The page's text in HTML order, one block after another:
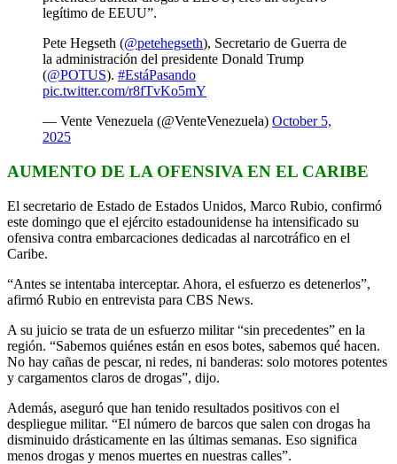
legítimo de EEUU”.
Pete Hegseth (@petehegseth), Secretario de Guerra de
la administración del presidente Donald Trump
(@POTUS). #EstáPasando
pic.twitter.com/r8fTvKo5mY
— Vente Venezuela (@VenteVenezuela) October 5,
2025
AUMENTO DE LA OFENSIVA EN EL CARIBE
El secretario de Estado de Estados Unidos, Marco Rubio, confirmó
este domingo que el ejército estadounidense ha intensificado su
ofensiva contra embarcaciones dedicadas al narcotráfico en el
Caribe.
“Antes se intentaba interceptar. Ahora, el esfuerzo es detenerlos”,
afirmó Rubio en entrevista para CBS News.
A su juicio se trata de un esfuerzo militar “sin precedentes” en la
región. “Sabemos quiénes están en esos botes, sabemos qué hacen.
No hay cañas de pescar, ni redes, ni banderas: solo motores potentes
y cargamentos claros de drogas”, dijo.
Además, aseguró que han tenido resultados positivos con el
despliegue militar. “El número de barcos que salen con drogas ha
disminuido drásticamente en las últimas semanas. Eso significa
menos drogas y menos muertes en nuestras calles”.